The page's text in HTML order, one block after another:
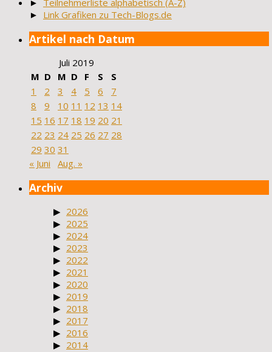
► Teilnehmerliste alphabetisch (A-Z)
► Link Grafiken zu Tech-Blogs.de
Artikel nach Datum
Juli 2019
M D M D F S
S
1
2 3 4 5 6
7
8
9 10 11 12 13 14
15 16 17 18 19 20 21
22 23 24 25 26 27 28
29 30 31
« Juni
Aug. »
Archiv
2026
2025
2024
2023
2022
2021
2020
2019
2018
2017
2016
2014